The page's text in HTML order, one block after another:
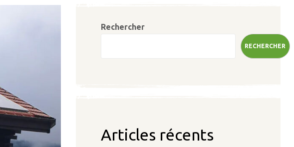
Rechercher
RECHERCHER
Articles récents